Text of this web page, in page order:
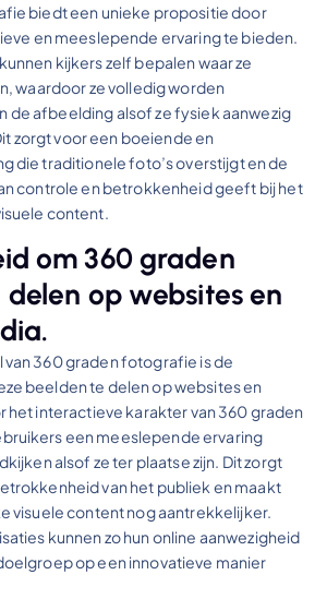
biedt een unieke propositie door
en meeslepende ervaring te bieden.
kijkers zelf bepalen waar ze
waardoor ze volledig worden
de afbeelding alsof ze fysiek aanwezig
zorgt voor een boeiende en
die traditionele foto’s overstijgt en de
controle en betrokkenheid geeft bij het
content.
om 360 graden
op websites en
360 graden fotografie is de
beelden te delen op websites en
het interactieve karakter van 360 graden
een meeslepende ervaring
alsof ze ter plaatse zijn. Dit zorgt
van het publiek en maakt
visuele content nog aantrekkelijker.
kunnen zo hun online aanwezigheid
op een innovatieve manier